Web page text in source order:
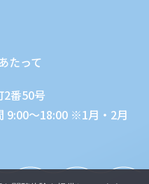
たって
2番50号
9:00～18:00 ※1月・2月